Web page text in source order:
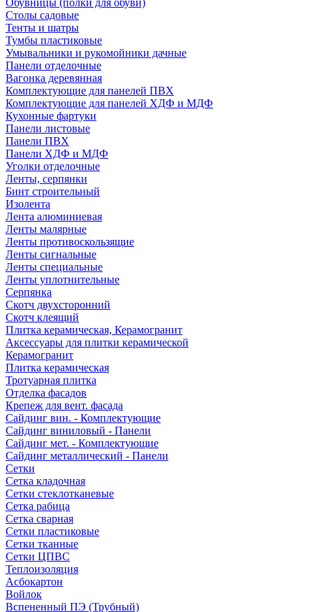
Обувницы (полки для обуви)
Столы садовые
Тенты и шатры
Тумбы пластиковые
Умывальники и рукомойники дачные
Панели отделочные
Вагонка деревянная
Комплектующие для панелей ПВХ
Комплектующие для панелей ХДФ и МДФ
Кухонные фартуки
Панели листовые
Панели ПВХ
Панели ХДФ и МДФ
Уголки отделочные
Ленты, серпянки
Бинт строительный
Изолента
Лента алюминиевая
Ленты малярные
Ленты противоскользящие
Ленты сигнальные
Ленты специальные
Ленты уплотнительные
Серпянка
Скотч двухсторонний
Скотч клеящий
Плитка керамическая, Керамогранит
Аксессуары для плитки керамической
Керамогранит
Плитка керамическая
Тротуарная плитка
Отделка фасадов
Крепеж для вент. фасада
Сайдинг вин. - Комплектующие
Сайдинг виниловый - Панели
Сайдинг мет. - Комплектующие
Сайдинг металлический - Панели
Сетки
Сетка кладочная
Сетки стеклотканевые
Сетка рабица
Сетка сварная
Сетки пластиковые
Сетки тканные
Сетки ЦПВС
Теплоизоляция
Асбокартон
Войлок
Вспененный ПЭ (Трубный)